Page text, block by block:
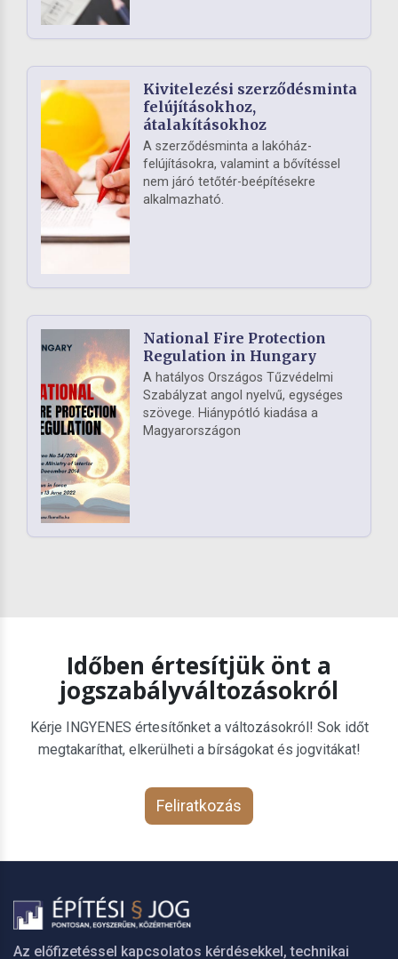
Kivitelezési szerződésminta
felújításokhoz,
átalakításokhoz
A szerződésminta a lakóház-
felújításokra, valamint a bővítéssel
nem járó tetőtér-beépítésekre
alkalmazható.
National Fire Protection
Regulation in Hungary
A hatályos Országos Tűzvédelmi
Szabályzat angol nyelvű, egységes
szövege. Hiánypótló kiadása a
Magyarországon
Időben értesítjük önt a
jogszabályváltozásokról
Kérje INGYENES értesítőnket a változásokról! Sok időt
megtakaríthat, elkerülheti a bírságokat és jogvitákat!
Feliratkozás
Az előfizetéssel kapcsolatos kérdésekkel, technikai